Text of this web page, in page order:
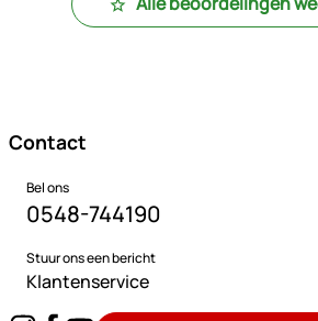
Contact
Bel ons
0548-744190
Stuur ons een bericht
Klantenservice